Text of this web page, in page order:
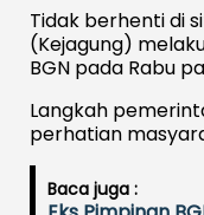
Tidak berhenti di
(Kejagung)
BGN pada Rabu
Langkah
perhatian
Baca juga :